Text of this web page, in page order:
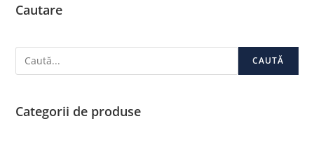
Cautare
CAUTĂ
Categorii de produse